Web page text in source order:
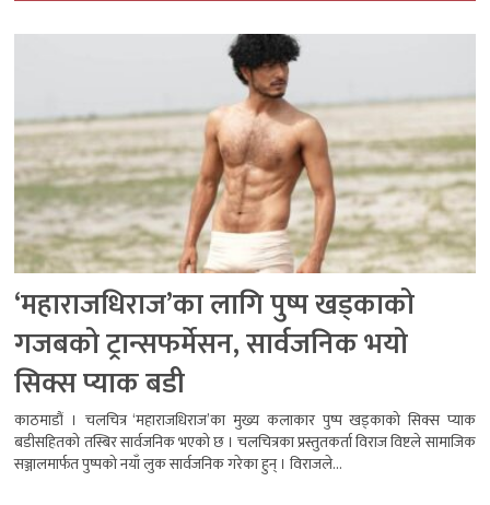
‘महाराजधिराज’का लागि पुष्प खड्काको
गजबको ट्रान्सफर्मेसन, सार्वजनिक भयो
सिक्स प्याक बडी
काठमाडौं । चलचित्र ‘महाराजधिराज’का मुख्य कलाकार पुष्प खड्काको सिक्स प्याक
बडीसहितको तस्बिर सार्वजनिक भएको छ । चलचित्रका प्रस्तुतकर्ता विराज विष्टले सामाजिक
सञ्जालमार्फत पुष्पको नयाँ लुक सार्वजनिक गरेका हुन् । विराजले...